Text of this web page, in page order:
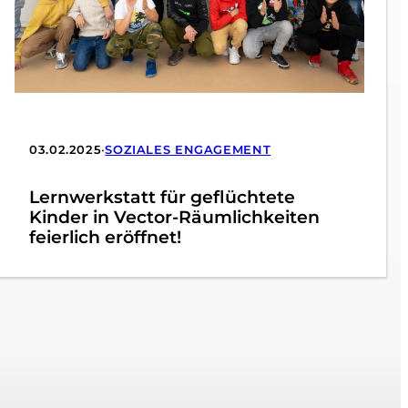
03.02.2025•SOZIALES ENGAGEMENT
Lernwerkstatt für geflüchtete
Kinder in Vector-Räumlichkeiten
feierlich eröffnet!